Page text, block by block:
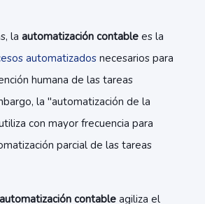
la automatización contable es la
automatizados necesarios para
humana de las tareas
la "automatización de la
con mayor frecuencia para
parcial de las tareas
automatización contable agiliza el